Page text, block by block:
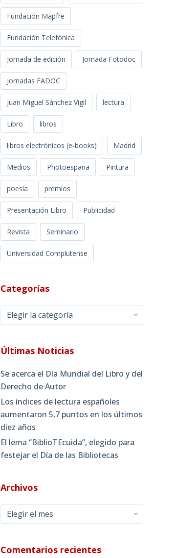
Fundación Mapfre
Fundación Telefónica
Jornada de edición Jornada Fotodoc
Jornadas FADOC
Juan Miguel Sánchez Vigil lectura
Libro libros
libros electrónicos (e-books) Madrid
Medios Photoespaña Pintura
poesía premios
Presentación Libro Publicidad
Revista Seminario
Universidad Complutense
Categorías
Categorías
Últimas Noticias
Se acerca el Día Mundial del Libro y del
Derecho de Autor
Los índices de lectura españoles
aumentaron 5,7 puntos en los últimos
diez años
El lema “BiblioTEcuida”, elegido para
festejar el Día de las Bibliotecas
Archivos
Archivos
Comentarios recientes